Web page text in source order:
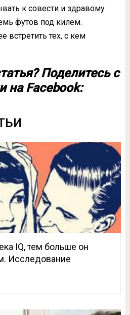
к совести и здравому
футов под килем.
встретить тех, с кем
Поделитесь с
на Facebook:
IQ, тем больше он
Исследование